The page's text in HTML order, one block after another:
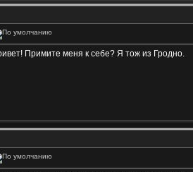
Примите меня к себе? Я тож из Гродно.